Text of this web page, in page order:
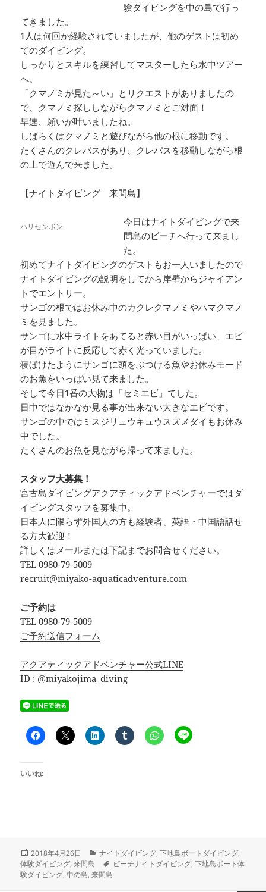
験ダイビングを中の島で行っ
てきました。
1人は何回か経験されていましたが、他のゲストは初め
てのダイビング。
しっかりとスキルを練習してマスターしたら水中ツアー
へ。
「クマノミが見た～い」とリクエストがありましたの
で、クマノミ探ししながらクマノミとご対面！
早速、願いが叶いましたね。
しばらくはクマノミと遊びながら他の根に移動です。
たくさんのクレパスがあり、クレパスを移動しながら根
の上で遊んで来ました。
【ナイトダイビング 来間島】
ハリセンボン
今日はナイトダイビングで来
間島のビーチへ行って来まし
た。
初めてナイトダイビングのゲストもお一人いましたので
ナイトダイビングの説明をしてから岸壁からジャイアン
トでエントリー。
サンゴの根ではお休み中のカクレクマノミやハマクマノ
ミを見ました。
サンゴに水中ライトをあてると赤い目がいっぱい、エビ
が目がライトに反応して赤く光っていました。
寝ぼけたようにサンゴに頭をぶつける魚やお休みモード
のお魚をいっぱい見て来ました。
そして今日1番の大物は「セミエビ」でした。
日中ではなかなか見る事が出来ない大きなエビです。
サンゴの中ではミスジリュウキュウスズメダイもお休み
中でした。
たくさんのお魚を見ながら帰って来ました。
スタッフ大募集！
宮古島ダイビングアクアティックアドベンチャーではダ
イビングスタッフを募集中。
日本人に限らず外国人の方も経験者、英語・中国語話せ
る方大歓迎！
詳しくはメールまたは下記までお問合せください。
TEL 0980-79-5009
recruit@miyako-aquaticadventure.com
ご予約は
TEL 0980-79-5009
ご予約送信フォーム
アクアティックアドベンチャー公式LINE
ID : @miyakojima_diving
いいね:
投
稿
日:
2018年4月26日
カ
テ
ゴ
ナイトダイビング,下地島ボートダイビング,
体験ダイビング,来間島
タ
ビーチナイトダイビング,下地島ボート体
験ダイビング,中の島,来間島